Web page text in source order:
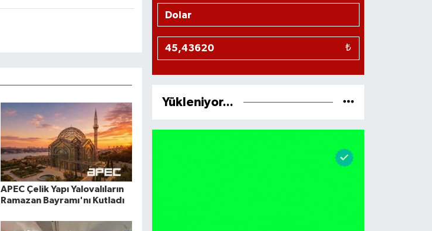
APEC Çelik Yapı Yalovalıların
Ramazan Bayramı'nı Kutladı
₺
Yükleniyor...